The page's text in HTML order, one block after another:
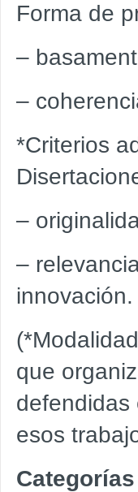
Forma de
–
–
*Criterios
–
–
innovación.
que
defendidas
esos